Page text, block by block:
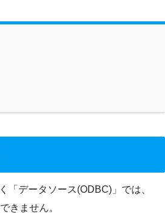
「データソース(ODBC)」では、
きません。